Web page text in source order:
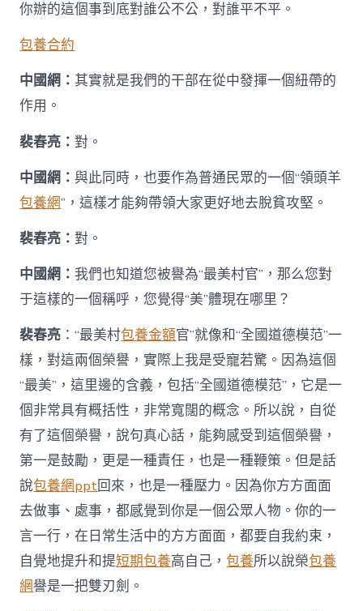
你辦的這個事到底對誰公不公，對誰平不平。
包養合約
中國網： 其實就是我們的干部在從中發揮一個紐帶的
作用。
裴春亮：對。
中國網：與此同時，也要作為普通民眾的一個“領頭羊
包養網”，這樣才能夠帶領大家更好地去脫貧攻堅。
裴春亮：對。
中國網：我們也知道您被譽為“最美村官”，那么您對
于這樣的一個稱呼，您覺得“美”體現在哪里？
裴春亮 ：“最美村包養金額官”就像和“全國道德模范”一
樣，對這兩個榮譽，實際上我是受寵若驚。因為這個
“最美”，這里邊的含義，包括“全國道德模范”，它是一
個非常具有概括性，非常寬闊的概念。所以說，自從
有了這個榮譽，說句真心話，能夠感受到這個榮譽，
第一是鼓勵，更是一種責任，也是一種鞭策。但是話
說包養網ppt回來，也是一種壓力。因為你方方面面
去做事、處事，都感覺到你是一個公眾人物。你的一
言一行，在日常生活中的方方面面，都要自我約束，
自覺地提升和提短期包養高自己，包養所以說榮包養
網譽是一把雙刃劍。